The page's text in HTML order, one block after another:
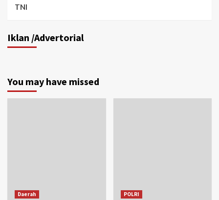
TNI
Iklan /Advertorial
You may have missed
Daerah POLRI